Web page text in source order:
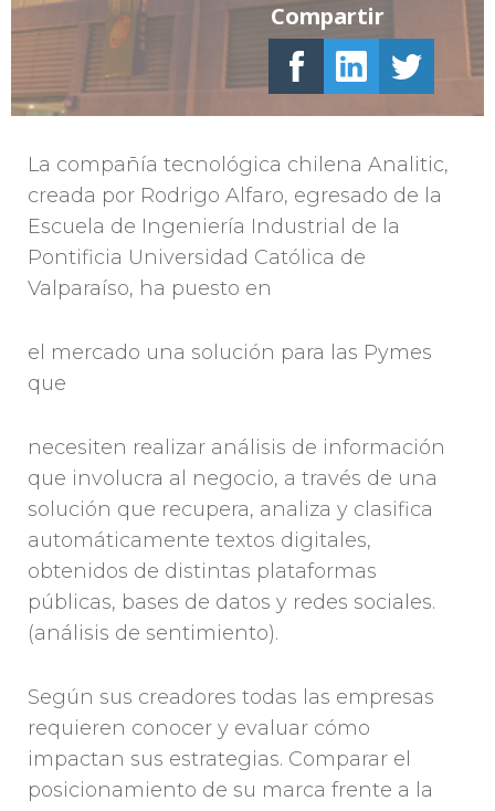
La compañía tecnológica chilena Analitic,
creada por Rodrigo Alfaro, egresado de la
Escuela de Ingeniería Industrial de la
Pontificia Universidad Católica de
Valparaíso, ha puesto en
el mercado una solución para las Pymes
que
necesiten realizar análisis de información
que involucra al negocio, a través de una
solución que recupera, analiza y clasifica
automáticamente textos digitales,
obtenidos de distintas plataformas
públicas, bases de datos y redes sociales.
(análisis de sentimiento).
Según sus creadores todas las empresas
requieren conocer y evaluar cómo
impactan sus estrategias. Comparar el
posicionamiento de su marca frente a la
Compartir